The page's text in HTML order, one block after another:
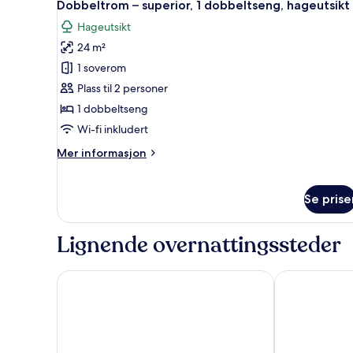
dobbeltseng
alle
bildene
av
Dobbeltrom
–
superior,
1
hageutsikt
Dobbeltrom – superior, 1 dobbeltseng, hageutsikt
Hageutsikt
24 m²
1 soverom
Plass til 2 personer
1 dobbeltseng
Wi-fi inkludert
Mer informasjon
Mer
superior,
1
dobbeltseng,
Se
Lignende overnattingssteder
Almondsbury Inn & Lounge Holiday Inn